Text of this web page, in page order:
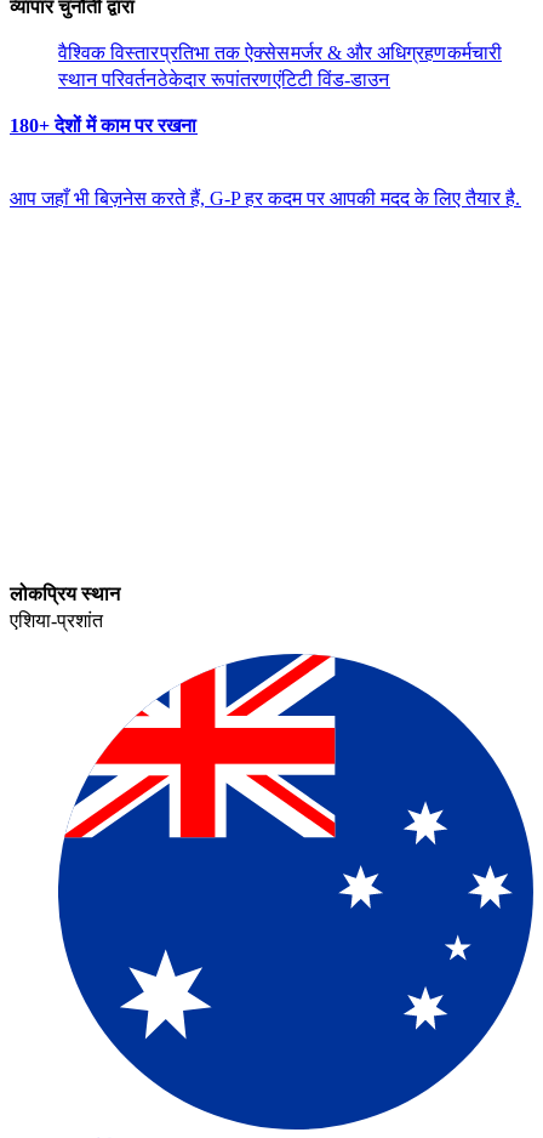
व्यापार चुनौती द्वारा​​
वैश्विक विस्तार​​प्रतिभा तक ऐक्सेस​​मर्जर & और अधिग्रहण​​कर्मचारी
स्थान परिवर्तन​​ठेकेदार रूपांतरण​​एंटिटी विंड-डाउन​​
180+ देशों में काम पर रखना​​
आप जहाँ भी बिज़नेस करते हैं, G-P हर कदम पर आपकी मदद के लिए तैयार है.​​
लोकप्रिय स्थान​​
एशिया-प्रशांत​​